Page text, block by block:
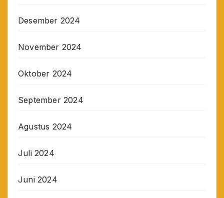
Desember 2024
November 2024
Oktober 2024
September 2024
Agustus 2024
Juli 2024
Juni 2024